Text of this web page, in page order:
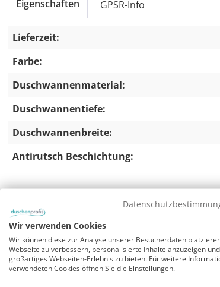
Eigenschaften GPSR-Info
Lieferzeit:
Farbe:
Duschwannenmaterial:
Duschwannentiefe:
Duschwannenbreite:
Antirutsch Beschichtung:
Rechteck Duschwanne 90x80 flach
Superflache Duschwanne aus
Nur 35 mm Höhe – ideal für bodengleichen
Wannentiefe 5 - 20 mm (Gefälle)
Passend für Duschkabinen verschiedener
Wir verwenden Cookies
Wir können diese zur Analyse unserer Besucherdaten
Webseite zu verbessern, personalisierte Inhalte anzuzeigen
großartiges Webseiten-Erlebnis zu bieten. Für weitere
verwendeten Cookies öffnen Sie die Einstellungen.